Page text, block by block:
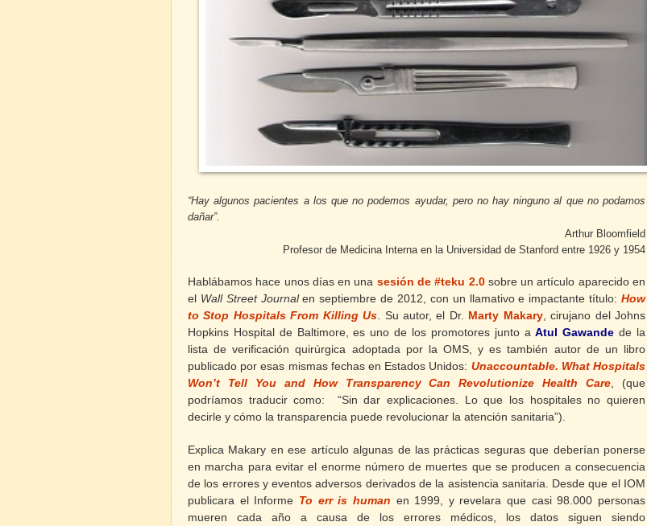
“Hay algunos pacientes a los que no podemos ayudar, pero no hay ninguno al que no podamos
dañar”.
Arthur Bloomfield
Profesor de Medicina Interna en la Universidad de Stanford entre 1926 y 1954
Hablábamos hace unos días en una sesión de #teku 2.0 sobre un artículo aparecido en
el Wall Street Journalen septiembre de 2012, con un llamativo e impactante título:How
to Stop Hospitals From Killing Us
Su autor, el Dr. Marty Makary,cirujano del Johns
Hopkins Hospital de Baltimore, es uno de los promotores junto aAtul Gawande de la
lista de verificación quirúrgica adoptada por la OMS, y es también autor de un libro
publicado por esas mismas fechas en Estados Unidos: Unaccountable. What Hospitals
Won’t Tell You and How Transparency Can Revolutionize Health Care , (que
podríamos traducircomo: “Sin dar explicaciones. Lo que los hospitales no quieren
decirle y cómo la transparencia puede revolucionar la atención sanitaria”).
Explica Makary en ese artículo algunas de las prácticas seguras que deberían ponerse
en marcha para evitar el enorme número de muertes que se producen a consecuencia
de los errores y eventos adversos derivados de la asistencia sanitaria. Desde que el IOM
publicara el Informe To err is human en 1999, y revelara que casi 98.000 personas
mueren cada año a causa de los errores médicos, los datos siguen siendo